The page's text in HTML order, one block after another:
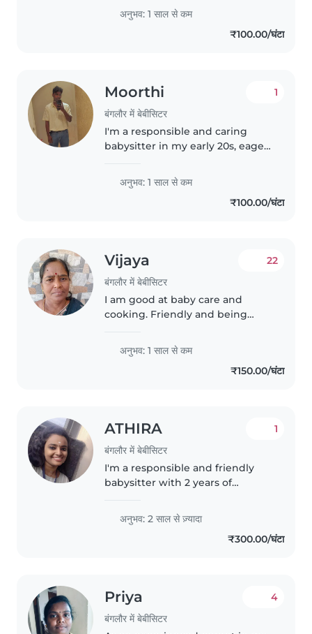
journey in childcare. I have
experience with toddlers and
अनुभव: 1 साल से कम
₹100.00/घंटा
Moorthi
बंगलौर में बेबीसिटर
1
I'm a responsible and caring
babysitter in my early 20s, eager
your preschooler and
gradeschooler. I'm fluent in
English and Tamil, and I love
अनुभव: 1 साल से कम
₹100.00/घंटा
Vijaya
बंगलौर में बेबीसिटर
22
I am good at baby care and
cooking. Friendly and being
cook well. Especially south
indian food are my special. I can
take care of baby and baby
अनुभव: 1 साल से कम
₹150.00/घंटा
ATHIRA
बंगलौर में बेबीसिटर
1
I'm a responsible and friendly
babysitter with 2 years of
toddlers, and preschoolers. I'm
comfortable with pets, cooking,
and helping with homework. I..
अनुभव: 2 साल से ज़्यादा
₹300.00/घंटा
Priya
बंगलौर में बेबीसिटर
4